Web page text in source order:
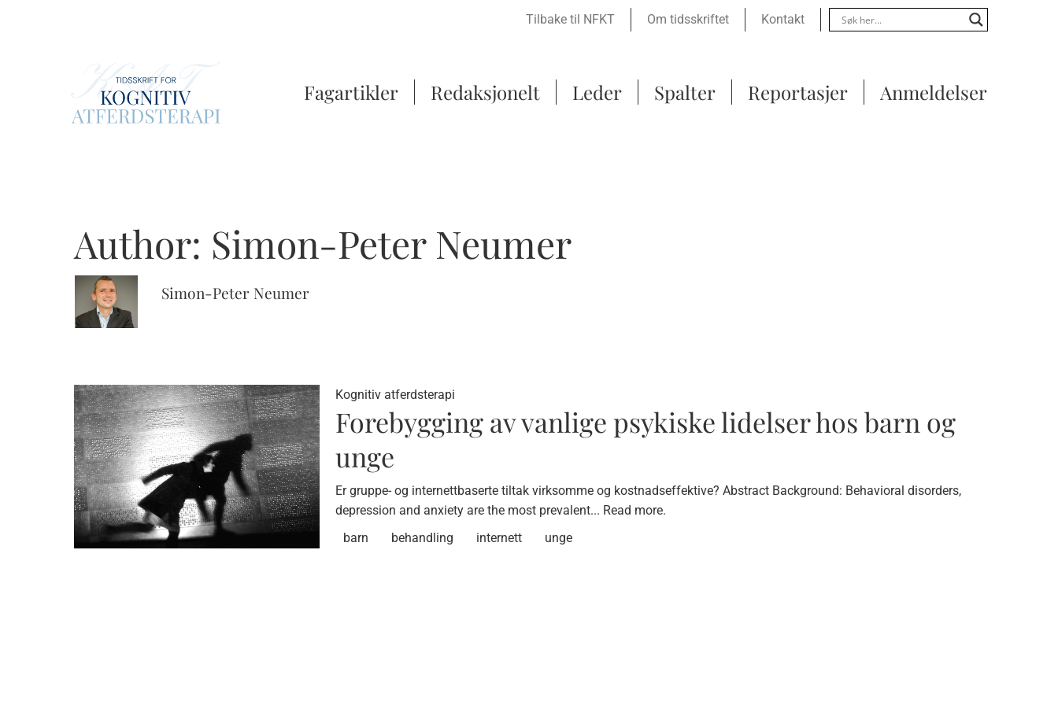
Tilbake til NFKT Om tidsskriftet Kontakt
Fagartikler Redaksjonelt Leder Spalter Reportasjer Anmeldelser
Author: Simon-Peter Neumer
Simon-Peter Neumer
Kognitiv atferdsterapi
Forebygging av vanlige psykiske lidelser hos barn og
unge
Er gruppe- og internettbaserte tiltak virksomme og kostnadseffektive? Abstract Background: Behavioral disorders,
depression and anxiety are the most prevalent... Read more.
barn
behandling internett unge